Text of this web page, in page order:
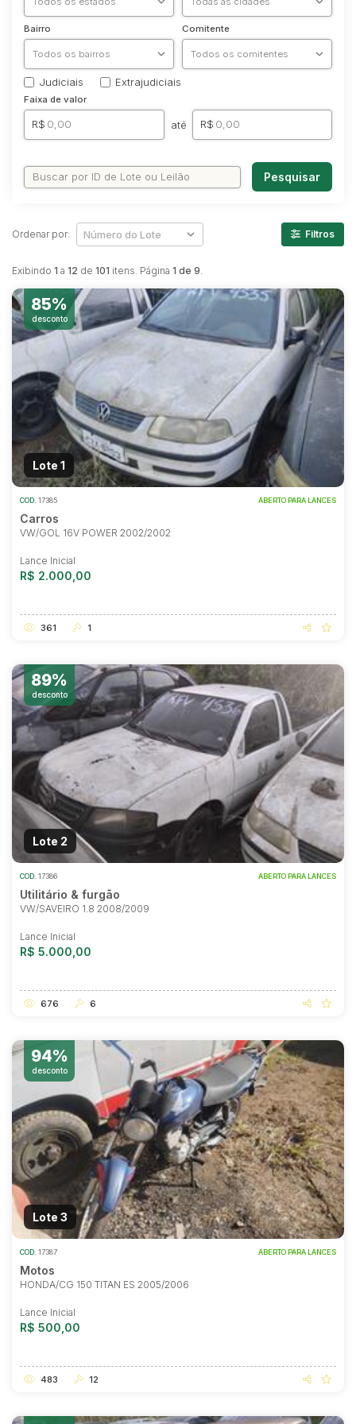
Caminhonetes
Carros
Máquina Varredeira
Motos
Pá Carregadeira
SUV
Bairro Comitente
Judiciais Extrajudiciais
Faixa de valor
R$ até R$
Pesquisar
Exibindo 1 a 12 de 101 itens. Página 1 de 9.
Ordenar por: Filtros
85%
desconto
Lote 1
COD. 17385 ABERTO PARA LANCES
Carros
VW/GOL 16V POWER 2002/2002
Lance Inicial
R$ 2.000,00
361 1
89%
desconto
Lote 2
COD. 17386 ABERTO PARA LANCES
Utilitário & furgão
VW/SAVEIRO 1.8 2008/2009
Lance Inicial
R$ 5.000,00
676 6
94%
desconto
Lote 3
COD. 17387 ABERTO PARA LANCES
Motos
HONDA/CG 150 TITAN ES 2005/2006
Lance Inicial
R$ 500,00
483 12